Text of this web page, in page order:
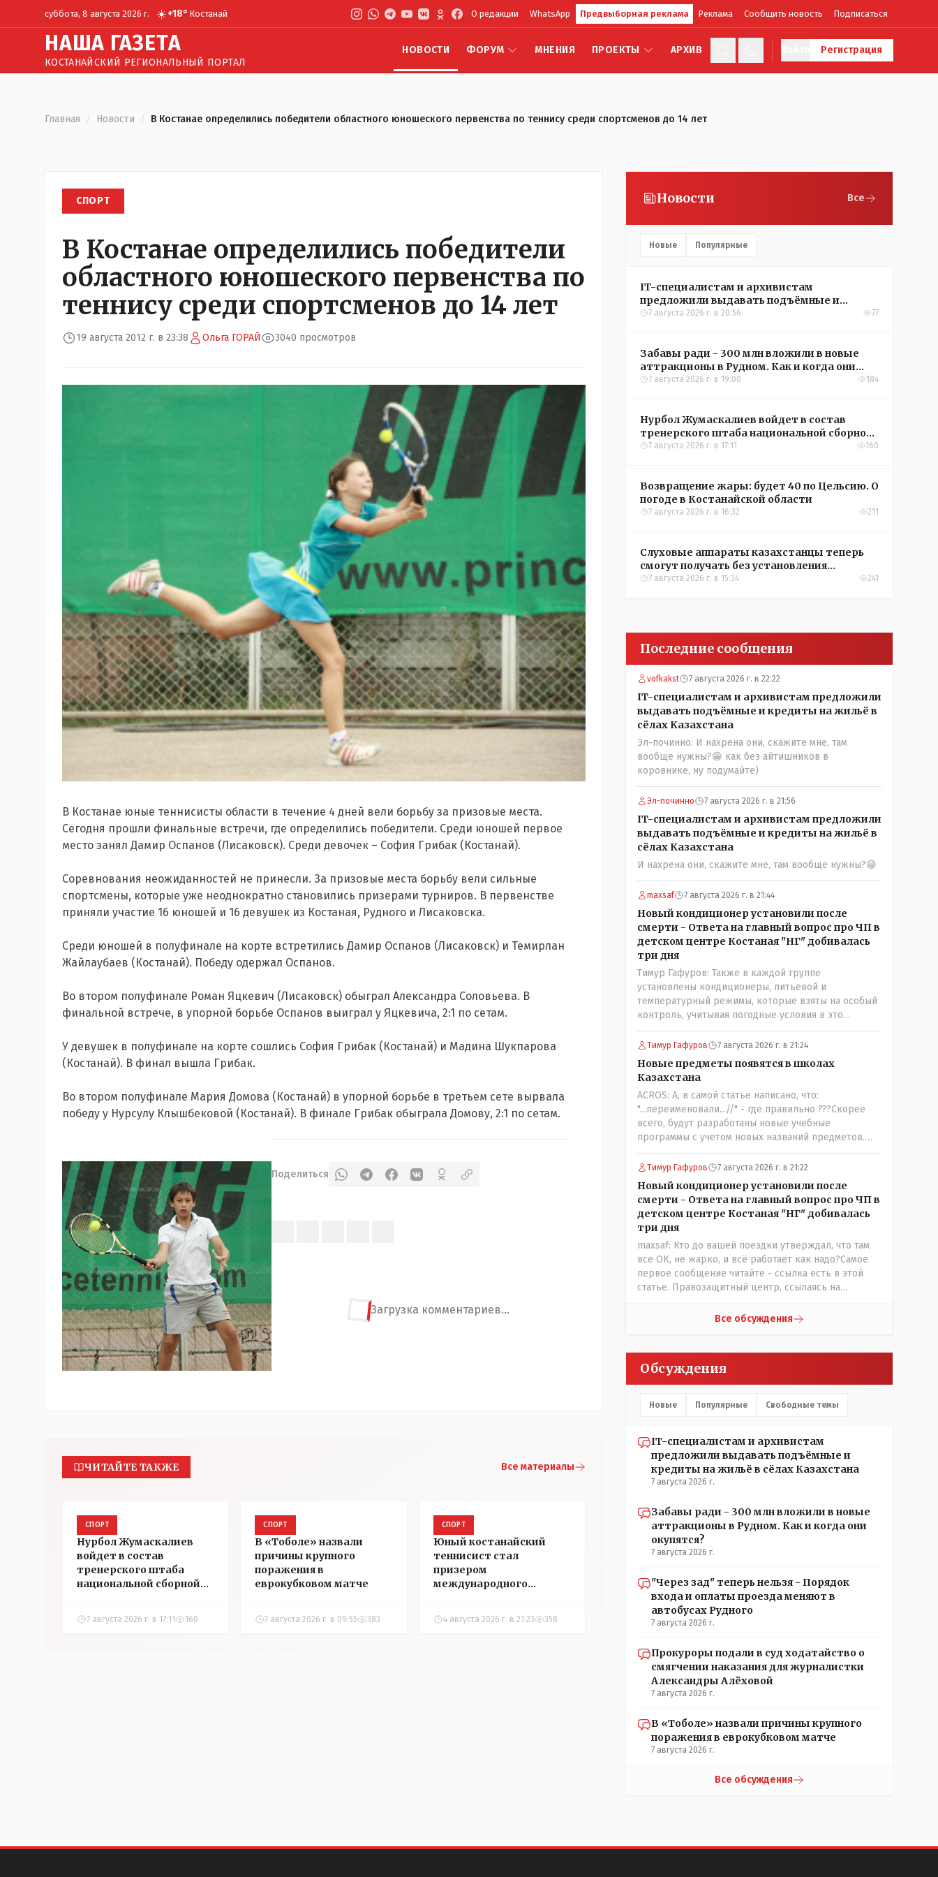
суббота, 8 августа 2026 г. ☀️+18° Костанай О редакции WhatsApp Предвыборная реклама Реклама Сообщить новость Подписаться
НАША ГАЗЕТА
КОСТАНАЙСКИЙ РЕГИОНАЛЬНЫЙ ПОРТАЛ
НОВОСТИ ФОРУМ МНЕНИЯ ПРОЕКТЫ АРХИВ Регистрация
Главная / Новости / В Костанае определились победители областного юношеского первенства по теннису среди спортсменов до 14 лет
СПОРТ
В Костанае определились победители
областного юношеского первенства по
теннису среди спортсменов до 14 лет
19 августа 2012 г. в 23:38 Ольга ГОРАЙ 3040 просмотров
В Костанае юные теннисисты области в течение 4 дней вели борьбу за призовые места.
Сегодня прошли финальные встречи, где определились победители. Среди юношей первое
место занял Дамир Оспанов (Лисаковск). Среди девочек – София Грибак (Костанай).
Соревнования неожиданностей не принесли. За призовые места борьбу вели сильные
спортсмены, которые уже неоднократно становились призерами турниров. В первенстве
приняли участие 16 юношей и 16 девушек из Костаная, Рудного и Лисаковска.
Среди юношей в полуфинале на корте встретились Дамир Оспанов (Лисаковск) и Темирлан
Жайлаубаев (Костанай). Победу одержал Оспанов.
Во втором полуфинале Роман Яцкевич (Лисаковск) обыграл Александра Соловьева. В
финальной встрече, в упорной борьбе Оспанов выиграл у Яцкевича, 2:1 по сетам.
У девушек в полуфинале на корте сошлись София Грибак (Костанай) и Мадина Шукпарова
(Костанай). В финал вышла Грибак.
Во втором полуфинале Мария Домова (Костанай) в упорной борьбе в третьем сете вырвала
победу у Нурсулу Клышбековой (Костанай). В финале Грибак обыграла Домову, 2:1 по сетам.
Поделиться
Загрузка комментариев...
ЧИТАЙТЕ ТАКЖЕ Все материалы
СПОРТ
Нурбол Жумаскалиев
войдет в состав
тренерского штаба
национальной сборной
7 августа 2026 г. в 17:11 160
СПОРТ
В «Тоболе» назвали
причины крупного
поражения в
еврокубковом матче
7 августа 2026 г. в 09:55 383
СПОРТ
Юный костанайский
теннисист стал
призером
международного
4 августа 2026 г. в 21:23 358
Новости Все
Новые Популярные
IT-специалистам и архивистам
предложили выдавать подъёмные и
кредиты на жильё в сёлах Казахстана
7 августа 2026 г. в 20:56 77
Забавы ради - 300 млн вложили в новые
аттракционы в Рудном. Как и когда они
окупятся?
7 августа 2026 г. в 19:00 184
Нурбол Жумаскалиев войдет в состав
тренерского штаба национальной сборной
Казахстана по футболу
7 августа 2026 г. в 17:11 160
Возвращение жары: будет 40 по Цельсию. О
погоде в Костанайской области
7 августа 2026 г. в 16:32 211
Слуховые аппараты казахстанцы теперь
смогут получать без установления
инвалидности
7 августа 2026 г. в 15:34 241
Последние сообщения
vofkakst 7 августа 2026 г. в 22:22
IT-специалистам и архивистам предложили
выдавать подъёмные и кредиты на жильё в
сёлах Казахстана
Эл-починно: И нахрена они, скажите мне, там
вообще нужны?😁 как без айтишников в
коровнике, ну подумайте)
Эл-починно 7 августа 2026 г. в 21:56
IT-специалистам и архивистам предложили
выдавать подъёмные и кредиты на жильё в
сёлах Казахстана
И нахрена они, скажите мне, там вообще нужны?😁
maxsaf 7 августа 2026 г. в 21:44
Новый кондиционер установили после
смерти - Ответа на главный вопрос про ЧП в
детском центре Костаная "НГ" добивалась
три дня
Тимур Гафуров: Также в каждой группе
установлены кондиционеры, питьевой и
температурный режимы, которые взяты на особый
контроль, учитывая погодные условия в это
лето.Мы решили. что это - противоречие. Вы
считаете иначе?Ну тут противоречия нет. Этот
трагедии, то есть 29 июля, когда спешно
установили и воду, и новые кондиционеры, и
впервые поставили температурный режим на
контроль. То есть первая часть - информация до
трагедии, вторая часть - информация после
трагедии, когда все уже было исправлено.
Тимур Гафуров 7 августа 2026 г. в 21:24
Новые предметы появятся в школах
Казахстана
ACROS: А, в самой статье написано, что:
"...переименовали...//" - где правильно ???Скорее
всего, будут разработаны новые учебные
программы с учетом новых названий предметов.
Так что предметы - новые. Хоть и
переименованные)
Тимур Гафуров 7 августа 2026 г. в 21:22
Новый кондиционер установили после
смерти - Ответа на главный вопрос про ЧП в
детском центре Костаная "НГ" добивалась
три дня
maxsaf: Кто до вашей поездки утверждал, что там
все ОК, не жарко, и всё работает как надо?Самое
первое сообщение читайте - ссылка есть в этой
статье. Правозащитный центр, ссылаясь на
чате, которые прислали ему в виде
времени их установили только в помещениях,
предназначенных для административно-
управленческого персонала. И Также в каждой
группе установлены кондиционеры, питьевой и
контроль, учитывая погодные условия в это лето.
Мы решили. что это - противоречие. Вы считаете
иначе?
Все обсуждения
Обсуждения
Новые Популярные Свободные темы
IT-специалистам и архивистам
предложили выдавать подъёмные и
кредиты на жильё в сёлах Казахстана
7 августа 2026 г.
Забавы ради - 300 млн вложили в новые
аттракционы в Рудном. Как и когда они
окупятся?
7 августа 2026 г.
"Через зад" теперь нельзя - Порядок
входа и оплаты проезда меняют в
автобусах Рудного
7 августа 2026 г.
Прокуроры подали в суд ходатайство о
смягчении наказания для журналистки
Александры Алёховой
7 августа 2026 г.
В «Тоболе» назвали причины крупного
поражения в еврокубковом матче
7 августа 2026 г.
Все обсуждения